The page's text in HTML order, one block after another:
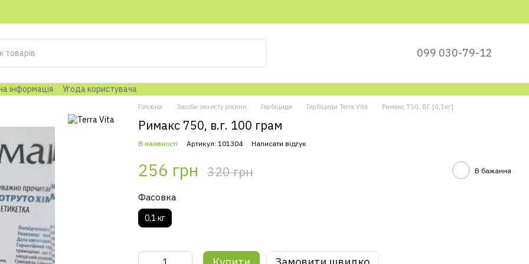
099 030-79-12
інформація Угода користувача
Головна Засоби захисту рослин Гербіциди Гербіциди Terra Vita Римакс 750, ВГ [0,1кг]
Римакс 750, в.г. 100 грам
В наявності Артикул: 101304 Написати відгук
256 грн 320 грн В бажання
Фасовка
0,1 кг